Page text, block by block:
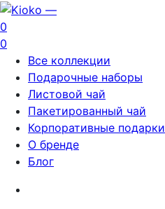
0
0
Все коллекции
Подарочные наборы
Листовой чай
Пакетированный чай
Корпоративные подарки
О бренде
Блог